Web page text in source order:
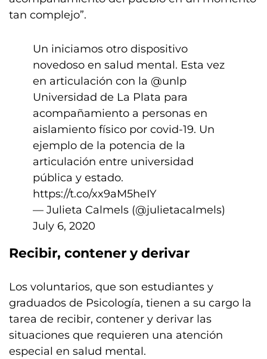
tan complejo”.
Un iniciamos otro dispositivo
novedoso en salud mental. Esta vez
en articulación con la @unlp
Universidad de La Plata para
acompañamiento a personas en
aislamiento físico por covid-19. Un
ejemplo de la potencia de la
articulación entre universidad
pública y estado.
https://t.co/xx9aM5heIY
— Julieta Calmels (@julietacalmels)
July 6, 2020
Recibir, contener y derivar
Los voluntarios, que son estudiantes y
graduados de Psicología, tienen a su cargo la
tarea de recibir, contener y derivar las
situaciones que requieren una atención
especial en salud mental.